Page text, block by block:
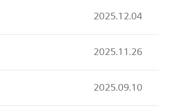
2025.12.04
2025.11.26
2025.09.10